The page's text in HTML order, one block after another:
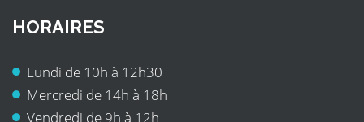
HORAIRES
Lundi de 10h à 12h30
Mercredi de 14h à 18h
Vendredi de 9h à 12h